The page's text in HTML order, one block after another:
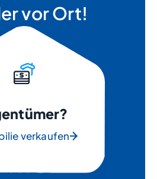
vor Ort!
verkaufen